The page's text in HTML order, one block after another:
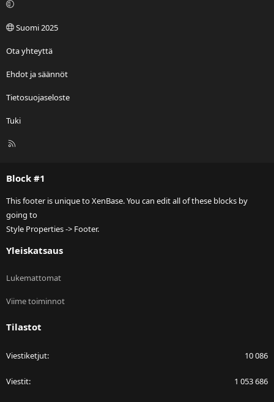
Suomi 2025
Ota yhteyttä
Ehdot ja säännöt
Tietosuojaseloste
Tuki
R
Block #1
This footer is unique to XenBase. You can edit all of these blocks by
going to
Style Properties -> Footer.
Yleiskatsaus
Lukemattomat
Viime toiminnot
Tilastot
Viestiketjut 10 086
Viestit 1 053 686